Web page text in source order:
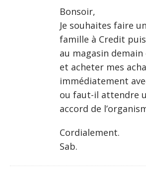
Bonsoir,
Je souhaites faire
famille à Credit
au magasin
et acheter mes
immédiatement
ou faut-il attendre
accord de
Cordialement.
Sab.